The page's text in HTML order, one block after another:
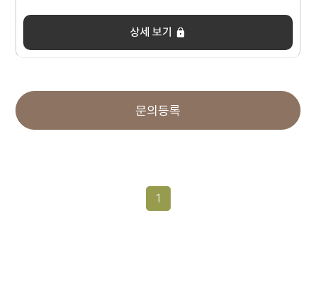
상세 보기
문의등록
1